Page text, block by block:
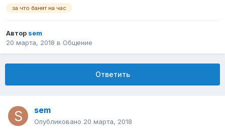
за что банят на час
Автор sem
20 марта, 2018 в Общение
Ответить
sem
Опубликовано 20 марта, 2018